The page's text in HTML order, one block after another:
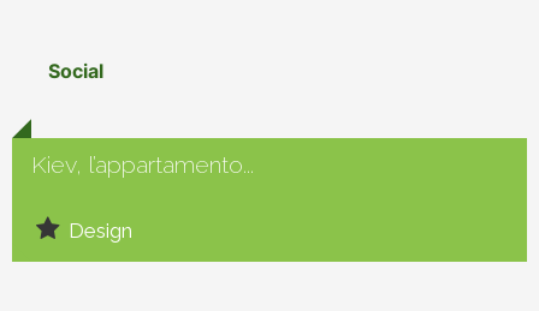
Kiev, l’appartamento...
Design
Social